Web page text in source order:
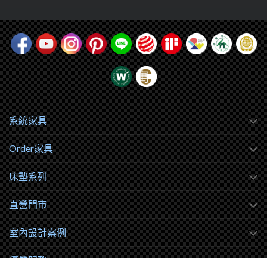
系統家具
Order家具
床墊系列
直營門市
室內設計案例